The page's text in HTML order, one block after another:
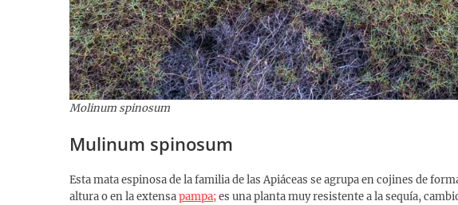
Molinum spinosum
Mulinum spinosum
Esta mata espinosa de la familia de las Apiáceas se agrupa en cojines de
altura o en la extensapampa;es una planta muy resistente a la sequía,